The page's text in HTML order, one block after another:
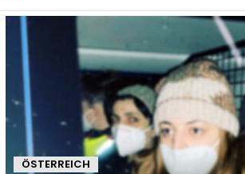
LATEST
STORIES
ÖSTERREICH